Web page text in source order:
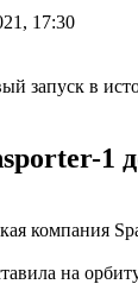
17:30
1
компания
на